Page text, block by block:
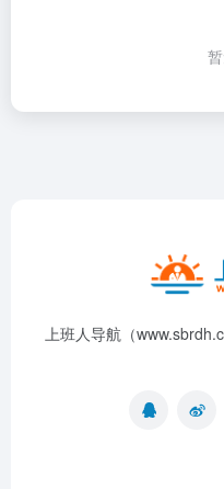
上班人导航（